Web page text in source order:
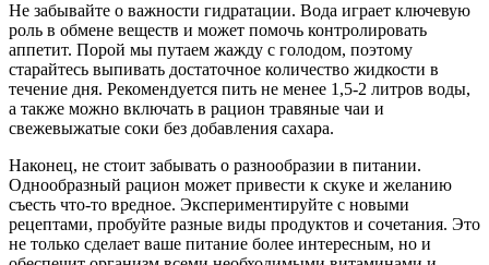
Не забывайте о важности гидратации. Вода играет ключевую
роль в обмене веществ и может помочь контролировать
аппетит. Порой мы путаем жажду с голодом, поэтому
старайтесь выпивать достаточное количество жидкости в
течение дня. Рекомендуется пить не менее 1,5-2 литров воды,
а также можно включать в рацион травяные чаи и
свежевыжатые соки без добавления сахара.
Наконец, не стоит забывать о разнообразии в питании.
Однообразный рацион может привести к скуке и желанию
съесть что-то вредное. Экспериментируйте с новыми
рецептами, пробуйте разные виды продуктов и сочетания. Это
не только сделает ваше питание более интересным, но и